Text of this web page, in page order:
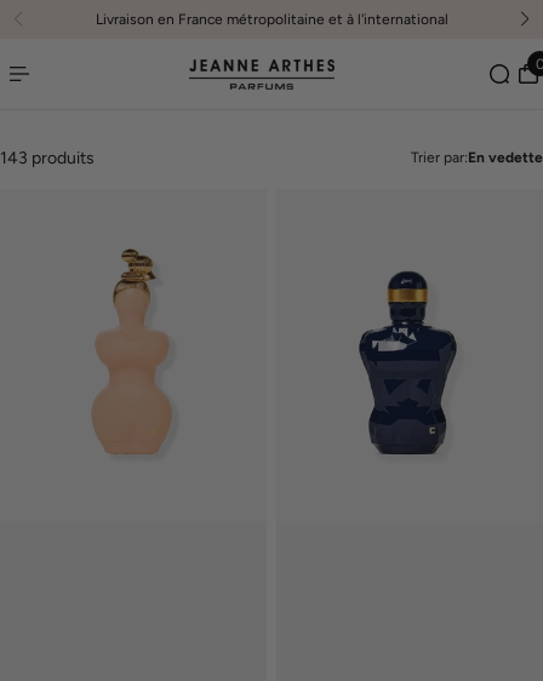
au contenu Livraison offerte à partir de 29€
143 produits Trier par:En vedette